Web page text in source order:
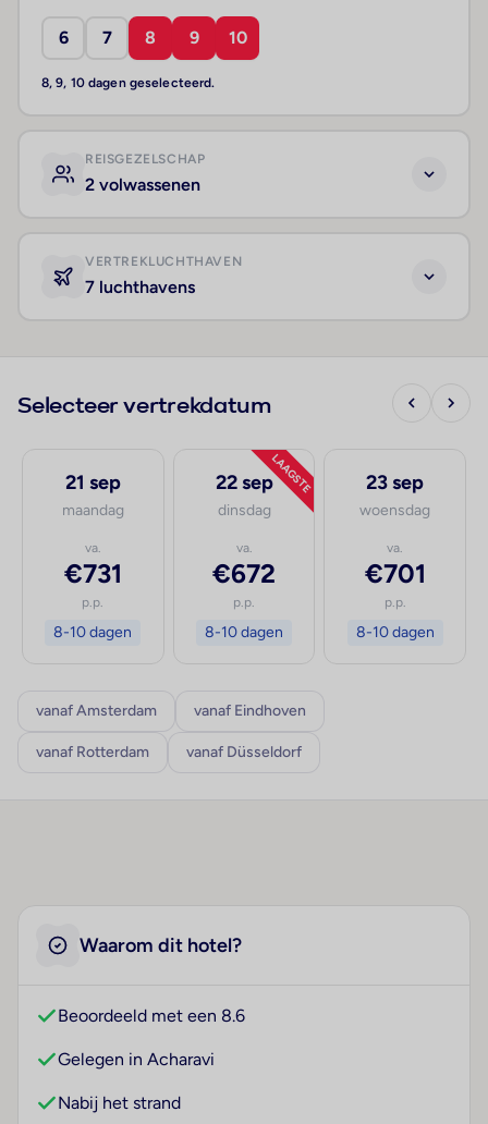
6 7 8 9 10
8, 9, 10 dagen geselecteerd.
REISGEZELSCHAP
2 volwassenen
VERTREKLUCHTHAVEN
7 luchthavens
Selecteer vertrekdatum
21 sep
maandag
va.
€731
p.p.
8-10 dagen
LAAGSTE
22 sep
dinsdag
va.
€672
p.p.
8-10 dagen
23 sep
woensdag
va.
€701
p.p.
8-10 dagen
vanaf Amsterdam vanaf Eindhoven
vanaf Rotterdam vanaf Düsseldorf
Waarom dit hotel?
Beoordeeld met een 8.6
Gelegen in Acharavi
Nabij het strand